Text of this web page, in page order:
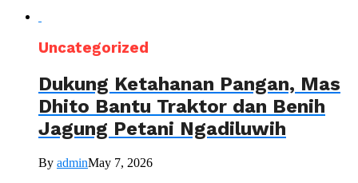
Uncategorized
Dukung Ketahanan Pangan, Mas
Dhito Bantu Traktor dan Benih
Jagung Petani Ngadiluwih
By adminMay 7, 2026